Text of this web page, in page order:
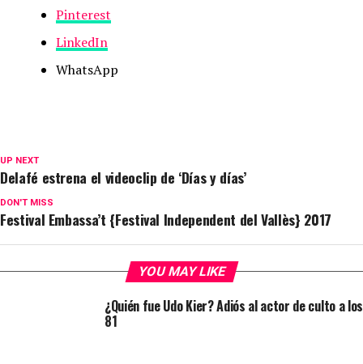
Pinterest
LinkedIn
WhatsApp
UP NEXT
Delafé estrena el videoclip de ‘Días y días’
DON'T MISS
Festival Embassa’t {Festival Independent del Vallès} 2017
YOU MAY LIKE
¿Quién fue Udo Kier? Adiós al actor de culto a los
81